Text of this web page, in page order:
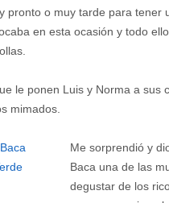
pronto o muy tarde para tener
en esta ocasión y todo
le ponen Luis y Norma a
mimados.
Me sorprendió y
Baca una de las
degustar de los